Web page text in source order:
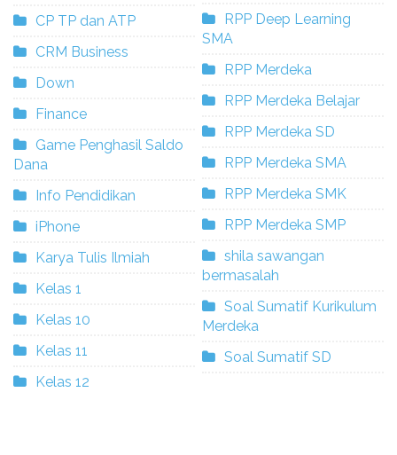
CP TP dan ATP
CRM Business
Down
Finance
Game Penghasil Saldo
Dana
Info Pendidikan
iPhone
Karya Tulis Ilmiah
Kelas 1
Kelas 10
Kelas 11
Kelas 12
RPP Deep Learning
SMA
RPP Merdeka
RPP Merdeka Belajar
RPP Merdeka SD
RPP Merdeka SMA
RPP Merdeka SMK
RPP Merdeka SMP
shila sawangan
bermasalah
Soal Sumatif Kurikulum
Merdeka
Soal Sumatif SD